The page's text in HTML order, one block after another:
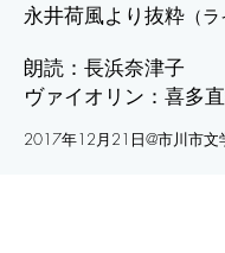
永井荷風より抜粋 （
朗読：長浜奈津子
ヴァイオリン：喜多
2017年12月21日@市川市文